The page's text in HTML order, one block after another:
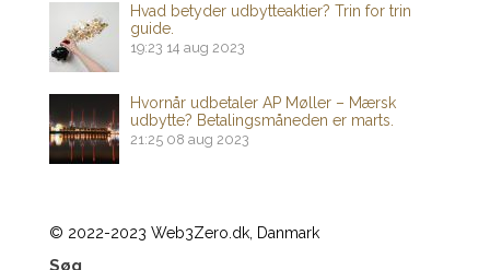
Hvad betyder udbytteaktier? Trin for trin
guide.
19:23 14 aug 2023
Hvornår udbetaler AP Møller – Mærsk
udbytte? Betalingsmåneden er marts.
21:25 08 aug 2023
© 2022-2023 Web3Zero.dk, Danmark
Søg